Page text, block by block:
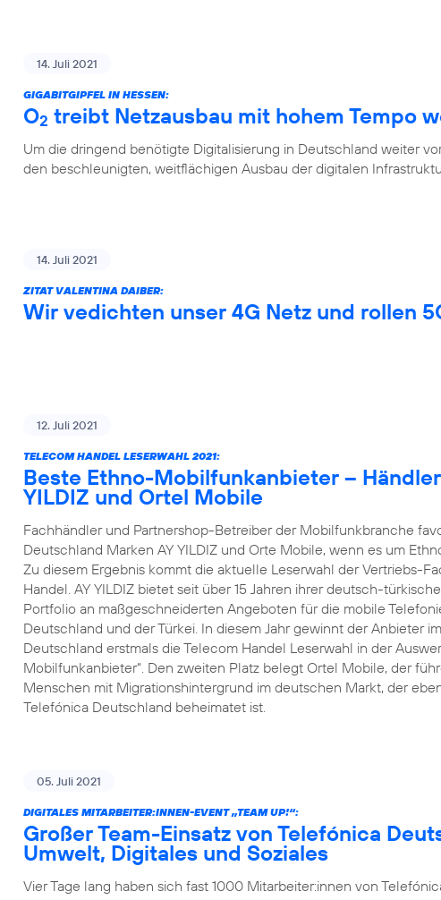
14. Juli 2021
GIGABITGIPFEL IN HESSEN:
O2 treibt Netzausbau mit hohem Tempo
Um die dringend benötigte Digitalisierung in Deutschland weiter
den beschleunigten, weitflächigen Ausbau der digitalen
14. Juli 2021
ZITAT VALENTINA DAIBER:
Wir vedichten unser 4G Netz und rollen
12. Juli 2021
TELECOM HANDEL LESERWAHL 2021:
Beste Ethno-Mobilfunkanbieter –
YILDIZ und Ortel Mobile
Fachhändler und Partnershop-Betreiber der Mobilfunkbranche
Deutschland Marken AY YILDIZ und Orte Mobile, wenn es um
Zu diesem Ergebnis kommt die aktuelle Leserwahl der Vertriebs-
Handel. AY YILDIZ bietet seit über 15 Jahren ihrer deutsch-
Portfolio an maßgeschneiderten Angeboten für die mobile
Deutschland und der Türkei. In diesem Jahr gewinnt der Anbieter
Deutschland erstmals die Telecom Handel Leserwahl in der
Mobilfunkanbieter“. Den zweiten Platz belegt Ortel Mobile, der
Menschen mit Migrationshintergrund im deutschen Markt, der
Telefónica Deutschland beheimatet ist.
05. Juli 2021
DIGITALES MITARBEITER:INNEN-EVENT „TEAM UP!“:
Großer Team-Einsatz von Telefónica
Umwelt, Digitales und Soziales
Vier Tage lang haben sich fast 1000 Mitarbeiter:innen von